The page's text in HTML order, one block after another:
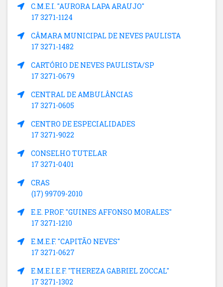
C.M.E.I. "AURORA LAPA ARAUJO"
17 3271-1124
CÂMARA MUNICIPAL DE NEVES PAULISTA
17 3271-1482
CARTÓRIO DE NEVES PAULISTA/SP
17 3271-0679
CENTRAL DE AMBULÂNCIAS
17 3271-0605
CENTRO DE ESPECIALIDADES
17 3271-9022
CONSELHO TUTELAR
17 3271-0401
CRAS
(17) 99709-2010
E.E. PROF. "GUINES AFFONSO MORALES"
17 3271-1210
E.M.E.F. "CAPITÃO NEVES"
17 3271-0627
E.M.E.I.E.F. "THEREZA GABRIEL ZOCCAL"
17 3271-1302